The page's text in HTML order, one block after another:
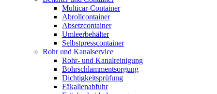
Multicar-Container
Abrollcontainer
Absetzcontainer
Umleerbehälter
Selbstpresscontainer
Rohr und Kanalservice
Rohr- und Kanalreinigung
Bohrschlammentsorgung
Dichtigkeitsprüfung
Fäkalienabfuhr